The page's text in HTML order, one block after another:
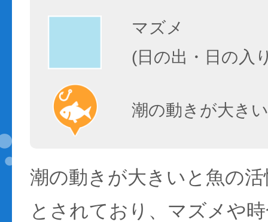
マズメ
(日の出・日の入
潮の動きが大き
潮の動きが大きいと魚の
とされており、マズメや